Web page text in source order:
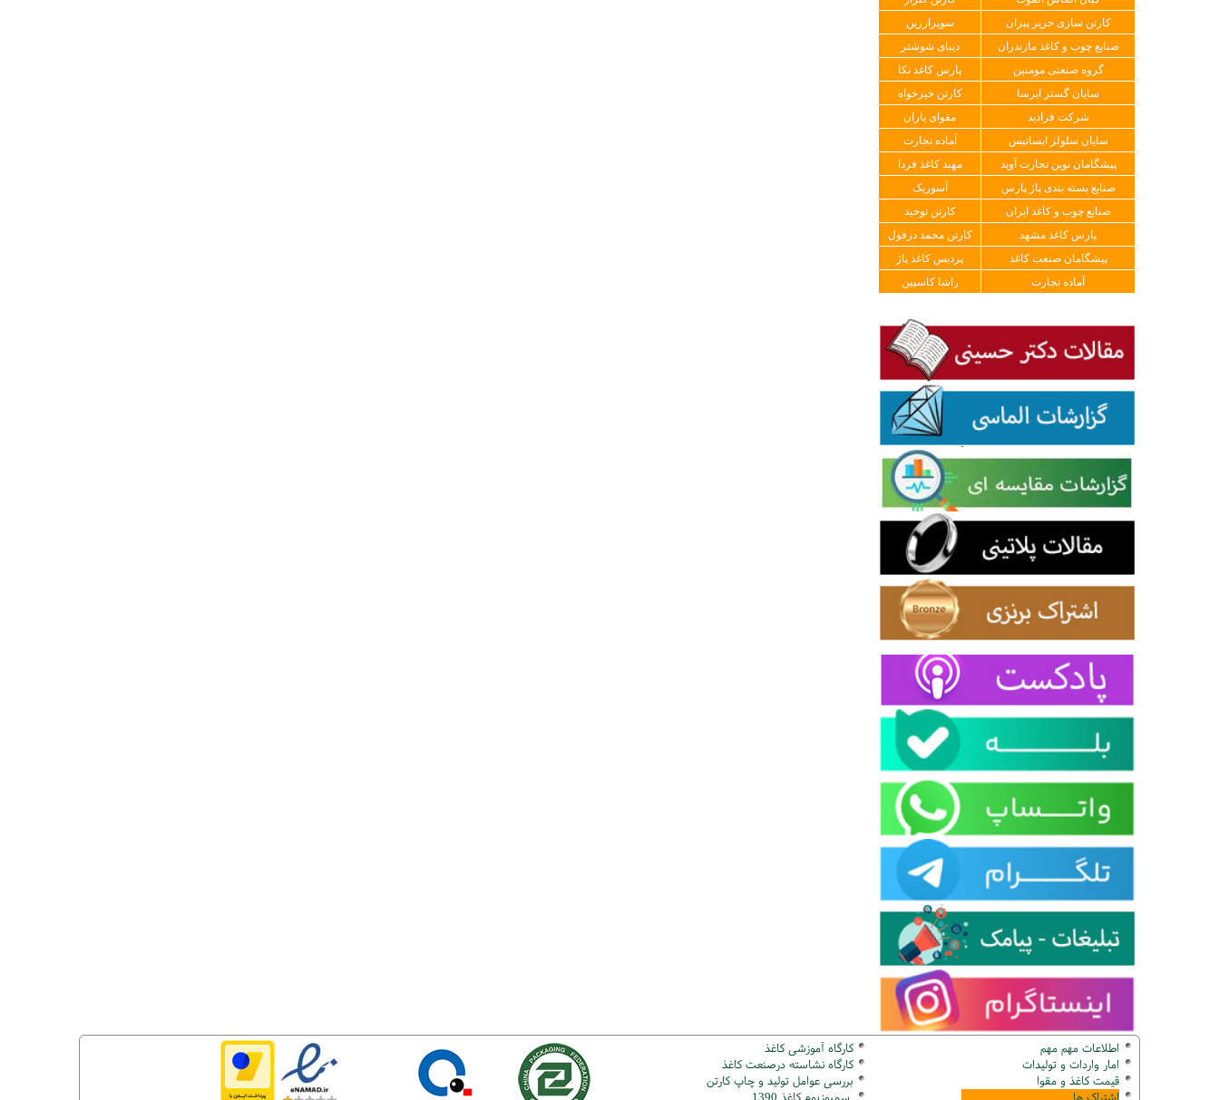
کارتن سازی حریر پیران
سوپرارزین
صنایع چوب و کاغذ مازندران
دیبای شوشتر
گروه صنعتی مومنین
پارس کاغذ نکا
سایان گستر ایرسا
کارتن خیرخواه
شرکت فرادید
مقوای یاران
سایان سلولز ایساتیس
آماده تجارت
پیشگامان نوین تجارت آوید
مهبد کاغذ فردا
صنایع بسته بندی پاژ پارس
آسوریک
صنایع چوب و کاغذ ایران
کارتن توحید
پارس کاغذ مشهد
کارتن محمد دزفول
پیشگامان صنعت کاغذ
پردیس کاغذ پاژ
آماده تجارت
راشا کاسپین
اطلاعات مهم مهم
امار واردات و تولیدات
قیمت کاغذ و مقوا
کارگاه آموزشی کاغذ
کارگاه نشاسته درصنعت کاغذ
بررسی عوامل تولید و چاپ کارتن